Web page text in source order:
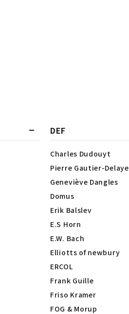
DEF
Charles Dudouyt
Pierre Gautier-Delaye
Geneviève Dangles
Domus
Erik Balslev
E.S Horn
E.W. Bach
Elliotts of newbury
ERCOL
Frank Guille
Friso Kramer
FOG & Morup